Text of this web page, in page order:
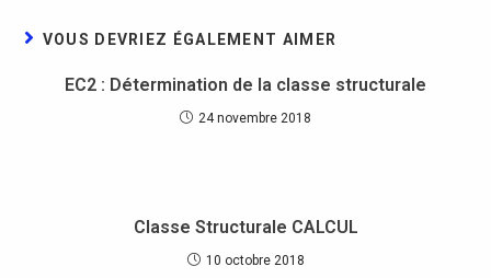
VOUS DEVRIEZ ÉGALEMENT AIMER
EC2 : Détermination de la classe structurale
24 novembre 2018
Classe Structurale CALCUL
10 octobre 2018